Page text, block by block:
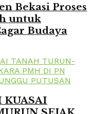
Bekasi Proses
untuk
Budaya
KUASAI